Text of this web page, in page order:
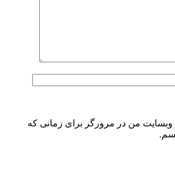
وبسایت من در مرورگر برای زمانی که